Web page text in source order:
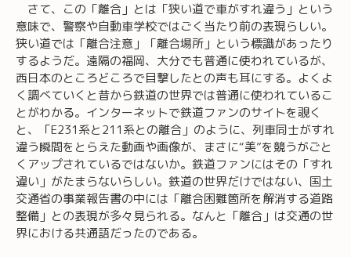
さて、この「離合」とは「狭い道で車がすれ違う」という
意味で、警察や自動車学校ではごく当たり前の表現らしい。
狭い道では「離合注意」「離合場所」という標識があったり
するようだ。遠隔の福岡、大分でも普通に使われているが、
西日本のところどころで目撃したとの声も耳にする。よくよ
く調べていくと昔から鉄道の世界では普通に使われているこ
とがわかる。インターネットで鉄道ファンのサイトを覗く
と、「E231系と211系との離合」のように、列車同士がすれ
違う瞬間をとらえた動画や画像が、まさに“美”を競うがごと
くアップされているではないか。鉄道ファンにはその「すれ
違い」がたまらないらしい。鉄道の世界だけではない、国土
交通省の事業報告書の中には「離合困難箇所を解消する道路
整備」との表現が多々見られる。なんと「離合」は交通の世
界における共通語だったのである。